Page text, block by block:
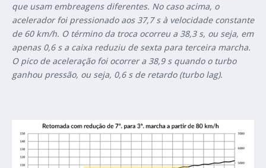
que usam embreagens diferentes. No caso acima, o
acelerador foi pressionado aos 37,7 s à velocidade constante
de 60 km/h. O término da troca ocorreu a 38,3 s, ou seja, em
apenas 0,6 s a caixa reduziu de sexta para terceira marcha.
O pico de aceleração foi ocorrer a 38,9 s quando o turbo
ganhou pressão, ou seja, 0,6 s de retardo (turbo lag).